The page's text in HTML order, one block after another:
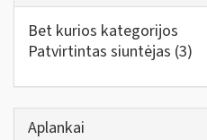
Bet kurios kategorijos
Patvirtintas siuntėjas (3)
Aplankai